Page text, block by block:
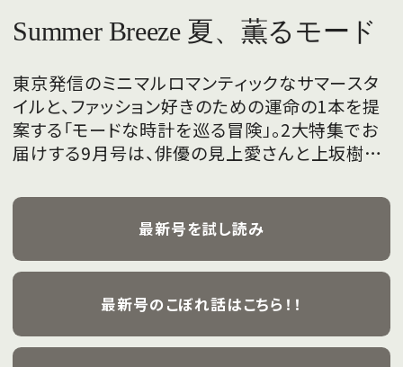
Summer Breeze 夏、薫るモード
東京発信のミニマルロマンティックなサマースタ
イルと、ファッション好きのための運命の1本を提
案する「モードな時計を巡る冒険」。2大特集でお
届けする9月号は、俳優の見上愛さんと上坂樹里
飾ります。
最新号を試し読み
最新号のこぼれ話はこちら！！